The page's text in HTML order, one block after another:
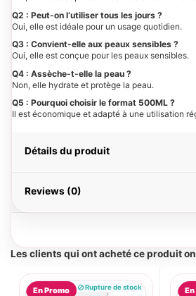
Q2 : Peut-on l’utiliser tous les jours ?
Oui, elle est idéale pour un usage quotidien.
Q3 : Convient-elle aux peaux sensibles ?
Oui, elle est conçue pour les peaux sensibles.
Q4 : Assèche-t-elle la peau ?
Non, elle hydrate et protège la peau.
Q5 : Pourquoi choisir le format 500ML ?
Il est économique et adapté à une utilisation
Détails du produit
Reviews (0)
Les clients qui ont acheté ce produit
En Promo Rupture de stock